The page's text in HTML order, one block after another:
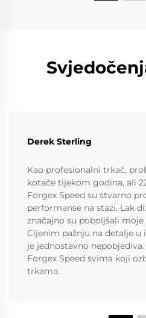
Derek Sterling
Kao profesionalni trkač,
kotače tijekom godina, ali
Forgex Speed su stvarno
performanse na stazi. Lak
značajno su poboljšali
Cijenim pažnju na detalje u
je jednostavno
Forgex Speed svima koji
trkama.